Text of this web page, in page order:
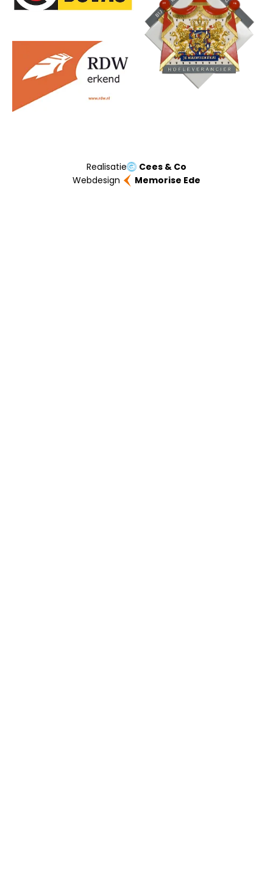
Realisatie
Cees & Co
Webdesign
Memorise Ede